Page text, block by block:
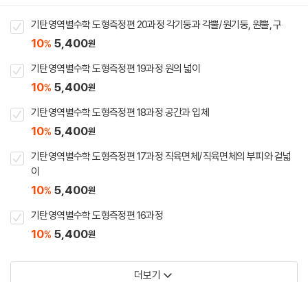
기탄영역별수학 도형측정편 20과정 각기둥과 각뿔/원기둥, 원뿔, 구
10% 5,400원
기탄영역별수학 도형측정편 19과정 원의 넓이
10% 5,400원
기탄영역별수학 도형측정편 18과정 공간과 입체
10% 5,400원
기탄영역별수학 도형측정편 17과정 직육면체/직육면체의 부피와 겉넓
이
10% 5,400원
기탄영역별수학 도형측정편 16과정
10% 5,400원
더보기